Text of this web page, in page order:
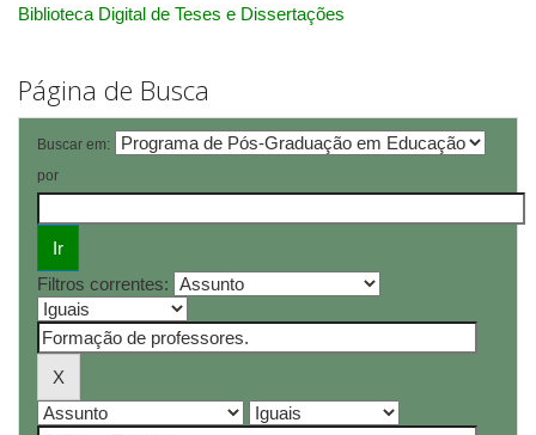
Biblioteca Digital de Teses e Dissertações
Página de Busca
Buscar em:
por
Filtros correntes: